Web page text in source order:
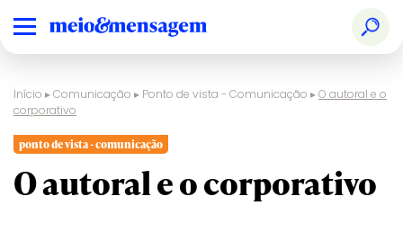
Início ▸Comunicação ▸ Ponto de vista - Comunicação ▸O autoral e o
corporativo
ponto de vista - comunicação
O autoral e o corporativo